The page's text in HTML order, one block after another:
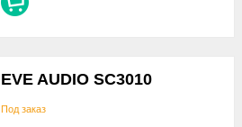
EVE AUDIO SC3010
Под заказ